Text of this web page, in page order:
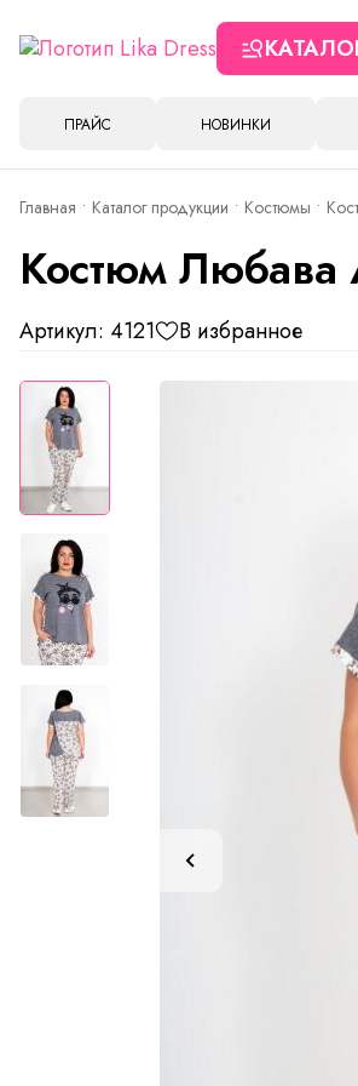
ПРАЙС НОВИНКИ
Главная Каталог продукции Костюмы
Костюм Любава
Артикул: 4121 В избранное